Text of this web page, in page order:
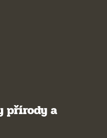
přírody a